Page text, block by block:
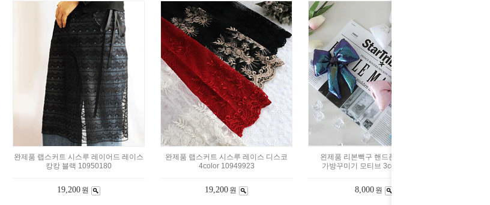
완제품 랩스커트 시스루 레이어드 레이스
캉캉 블랙 10950180
19,200 원
완제품 랩스커트 시스루 레이스 디스코
4color 10949923
19,200 원
왼제품 리본빽구 핸드폰 키링 백구
가방꾸미기 모티브 3color 98465
8,000 원